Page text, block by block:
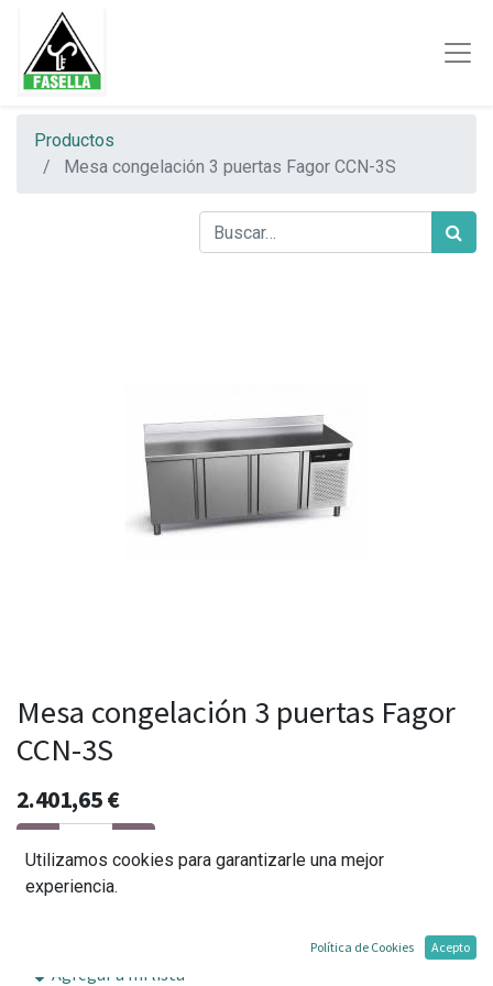
Productos
Mesa congelación 3 puertas Fagor CCN-3S
Mesa congelación 3 puertas Fagor
CCN-3S
2.401,65€
Agregar a mi lista
Utilizamos cookies para garantizarle una mejor
experiencia.
Política de Cookies Acepto